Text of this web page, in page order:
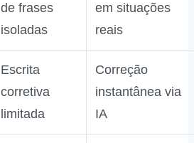
de frases
isoladas
em situações
reais
Escrita
corretiva
limitada
Correção
instantânea via
IA